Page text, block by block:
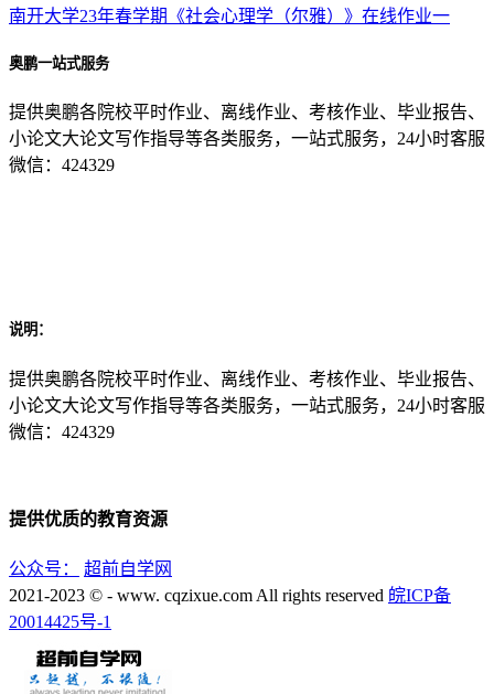
南开大学23年春学期《社会心理学（尔雅）》在线作业一
奥鹏一站式服务
提供奥鹏各院校平时作业、离线作业、考核作业、毕业报告、
小论文大论文写作指导等各类服务，一站式服务，24小时客服
微信：424329
说明：
提供奥鹏各院校平时作业、离线作业、考核作业、毕业报告、
小论文大论文写作指导等各类服务，一站式服务，24小时客服
微信：424329
提供优质的教育资源
公众号：
超前自学网
2021-2023 © - www. cqzixue.com All rights reserved 皖ICP备
20014425号-1